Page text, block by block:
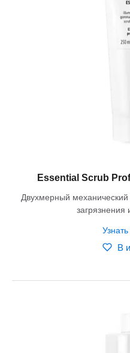
Essential Scrub
Двухмерный
В